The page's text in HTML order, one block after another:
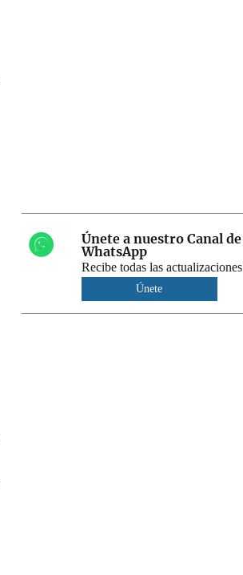
Únete a nuestro Canal de
WhatsApp
Recibe todas las actualizaciones
Únete